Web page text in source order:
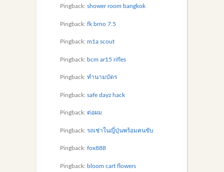
Pingback: shower room bangkok
Pingback: fk brno 7.5
Pingback: m1a scout
Pingback: bcm ar15 rifles
Pingback: ทำนามบัตร
Pingback: safe dayz hack
Pingback: ต่อผม
Pingback: รถเช่าในญี่ปุ่นพร้อมคนขับ
Pingback: fox888
Pingback: bloom cart flowers